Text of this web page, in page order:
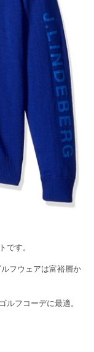
です。
フウェアは富裕層か
ルフコーデに最適。